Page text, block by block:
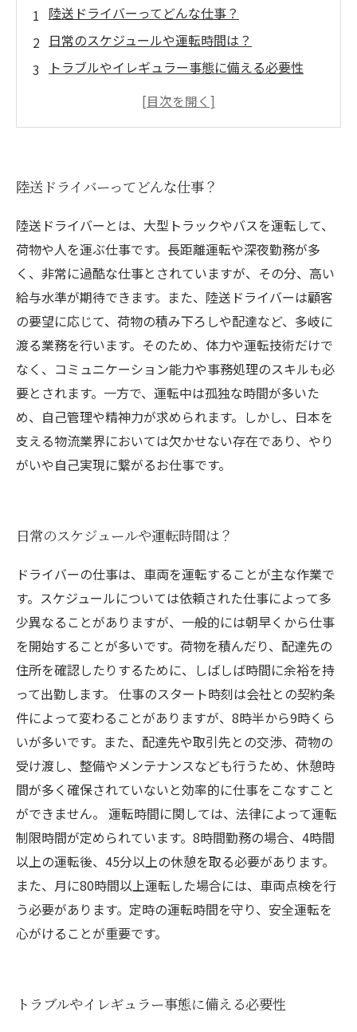
陸送ドライバーってどんな仕事？
日常のスケジュールや運転時間は？
トラブルやイレギュラー事態に備える必要性
陸送ドライバーに必要な能力とは？
陸送ドライバーってどんな仕事？
陸送ドライバーとは、大型トラックやバスを運転して、
荷物や人を運ぶ仕事です。長距離運転や深夜勤務が多
く、非常に過酷な仕事とされていますが、その分、高い
給与水準が期待できます。また、陸送ドライバーは顧客
の要望に応じて、荷物の積み下ろしや配達など、多岐に
渡る業務を行います。そのため、体力や運転技術だけで
なく、コミュニケーション能力や事務処理のスキルも必
要とされます。一方で、運転中は孤独な時間が多いた
め、自己管理や精神力が求められます。しかし、日本を
支える物流業界においては欠かせない存在であり、やり
がいや自己実現に繋がるお仕事です。
日常のスケジュールや運転時間は？
ドライバーの仕事は、車両を運転することが主な作業で
す。スケジュールについては依頼された仕事によって多
少異なることがありますが、一般的には朝早くから仕事
を開始することが多いです。荷物を積んだり、配達先の
住所を確認したりするために、しばしば時間に余裕を持
って出勤します。 仕事のスタート時刻は会社との契約条
件によって変わることがありますが、8時半から9時くら
いが多いです。また、配達先や取引先との交渉、荷物の
受け渡し、整備やメンテナンスなども行うため、休憩時
間が多く確保されていないと効率的に仕事をこなすこと
ができません。 運転時間に関しては、法律によって運転
制限時間が定められています。8時間勤務の場合、4時間
以上の運転後、45分以上の休憩を取る必要があります。
また、月に80時間以上運転した場合には、車両点検を行
う必要があります。定時の運転時間を守り、安全運転を
心がけることが重要です。
トラブルやイレギュラー事態に備える必要性